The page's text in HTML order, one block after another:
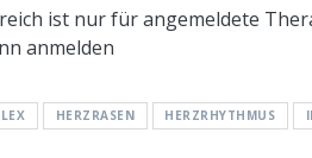
ist nur für angemeldete
anmelden
HERZRASEN HERZRHYTHMUS